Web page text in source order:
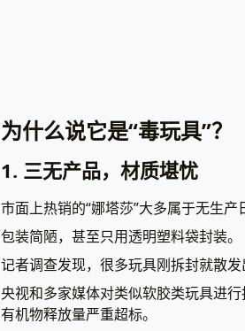
为什么说它是“毒玩具”？
1. 三无产品，材质堪忧
市面上热销的“娜塔莎”大多属于无生
包装简陋，甚至只用透明塑料袋封装。
记者调查发现，很多玩具刚拆封就散发
央视和多家媒体对类似软胶类玩具进
有机物释放量严重超标。